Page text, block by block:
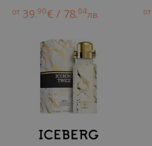
от 39.90€ / 78.04лв. от